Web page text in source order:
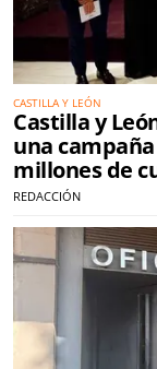
CASTILLA Y LEÓN
Castilla y
una
millones de
REDACCIÓN